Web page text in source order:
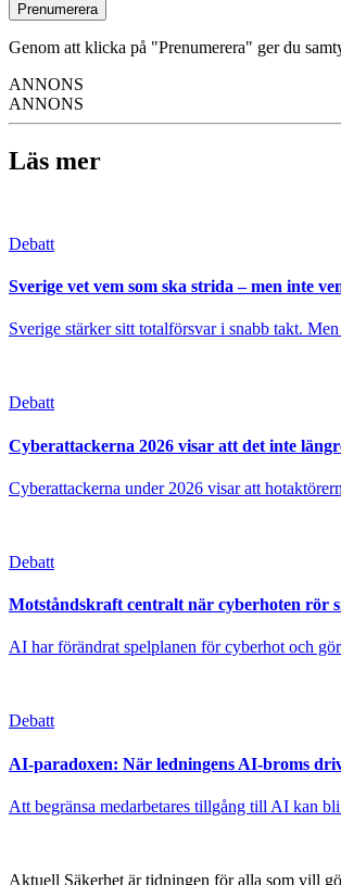
Prenumerera
Genom att klicka på "Prenumerera" ger du
ANNONS
ANNONS
Läs mer
Debatt
Sverige vet vem som ska strida – men inte
Sverige stärker sitt totalförsvar i snabb takt.
Debatt
Cyberattackerna 2026 visar att det inte
Cyberattackerna under 2026 visar att
Debatt
Motståndskraft centralt när cyberhoten rör
AI har förändrat spelplanen för cyberhot och
Debatt
AI-paradoxen: När ledningens AI-broms
Att begränsa medarbetares tillgång till AI kan
Aktuell Säkerhet är tidningen för alla som vill